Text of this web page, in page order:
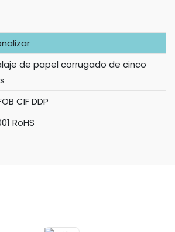
de papel corrugado de cinco
CIF DDP
RoHS